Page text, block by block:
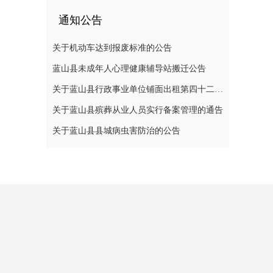
通知公告
关于机动车达到报废标准的公告
蓝山县未成年人心理健康辅导站搬迁公告
关于蓝山县行政事业单位铺面出租第四十二次公开招标中标结果的公示
关于蓝山县殡葬从业人员实行备案管理的通告
关于蓝山县县城病虫害防治的公告